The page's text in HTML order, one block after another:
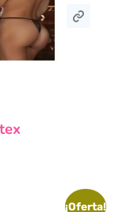
¡Oferta!